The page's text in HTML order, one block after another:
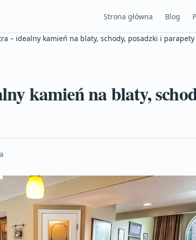
Strona główna Blog
– idealny kamień na blaty, schody, posadzki i parapety
kamień na blaty,